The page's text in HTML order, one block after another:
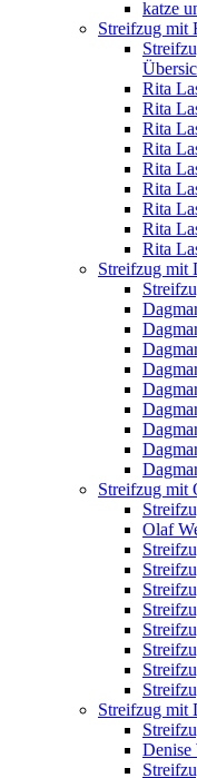
katze
Streifzug mit
Rita
Rita
Rita
Rita
Rita
Rita
Rita
Rita
Rita
Streifzug mit
Streifzug mit
Olaf
Streifzug mit
Denise